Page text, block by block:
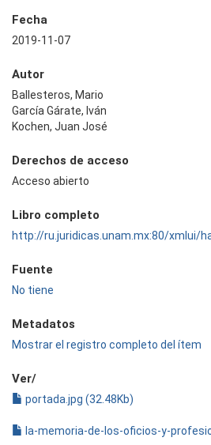
Fecha
2019-11-07
Autor
Ballesteros, Mario
García Gárate, Iván
Kochen, Juan José
Derechos de acceso
Acceso abierto
Libro completo
http://ru.juridicas.unam.mx:80/xmlui/
Fuente
No tiene
Metadatos
Mostrar el registro completo del ítem
Ver/
portada.jpg (32.48Kb)
la-memoria-de-los-oficios-y-